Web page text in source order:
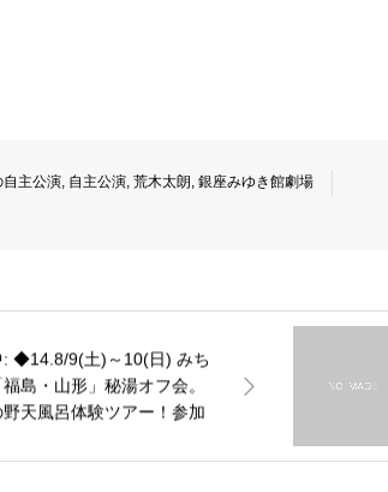
自主公演, 自主公演, 荒木太朗, 銀座みゆき館劇場
: ◆14.8/9(土)～10(日) みち
島・山形」秘湯オフ会。
野天風呂体験ツアー！参加